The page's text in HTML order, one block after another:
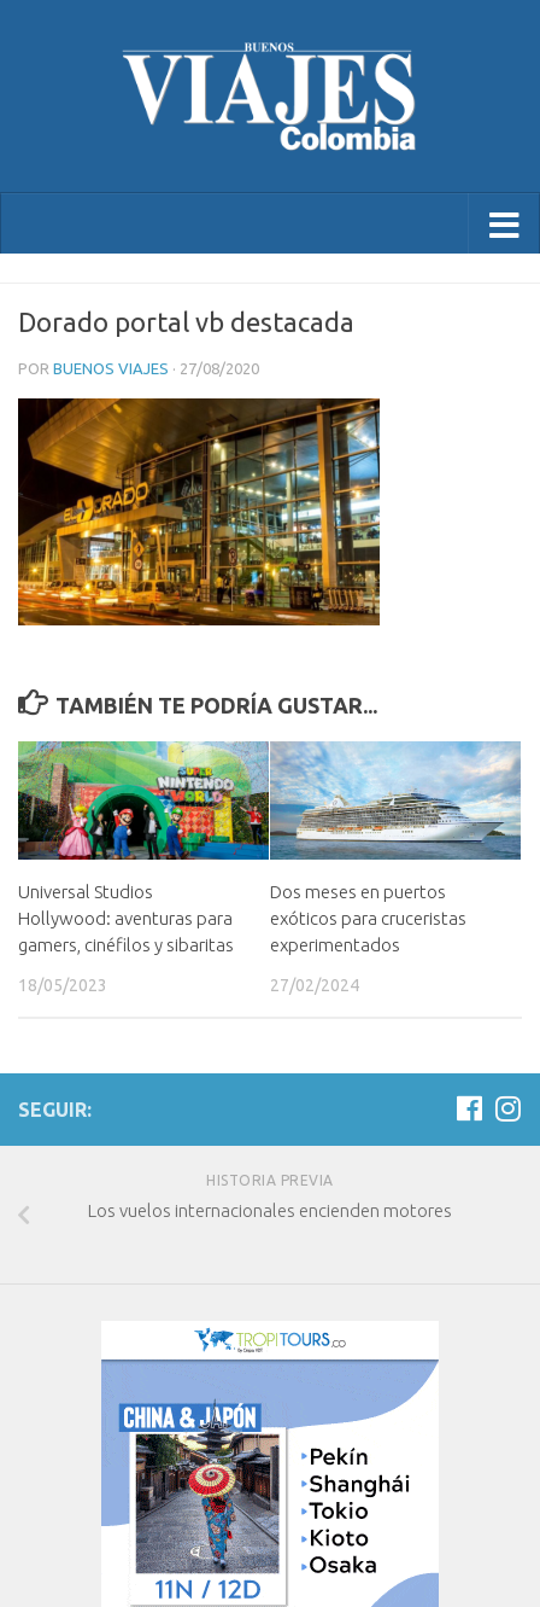
Dorado portal vb destacada
POR BUENOS VIAJES · 27/08/2020
TAMBIÉN TE PODRÍA GUSTAR...
Universal Studios
Hollywood: aventuras para
gamers, cinéfilos y sibaritas
18/05/2023
Dos meses en puertos
exóticos para cruceristas
experimentados
27/02/2024
SEGUIR:
HISTORIA PREVIA
Los vuelos internacionales encienden motores